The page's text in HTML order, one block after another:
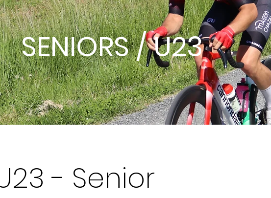
SENIORS / U23
- Senior